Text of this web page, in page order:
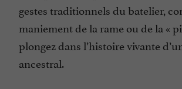
gestes traditionnels du batelier,
maniement de la rame ou de la «
plongez dans l’histoire vivante
ancestral.